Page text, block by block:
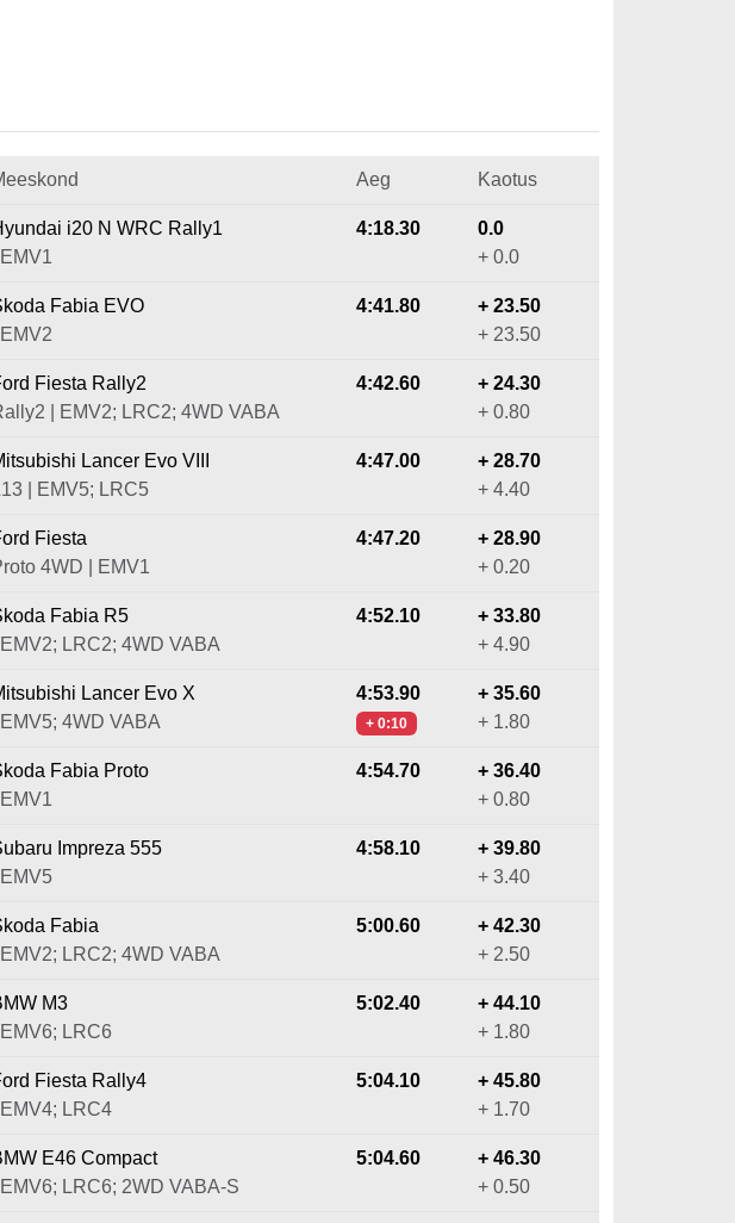
Aeg Kaotus
i20 N WRC Rally1
| EMV1
4:18.30
0.0
+ 0.0
Fabia EVO
| EMV2
4:41.80
+ 23.50
+ 23.50
Fiesta Rally2
| EMV2; LRC2; 4WD VABA
4:42.60
+ 24.30
+ 0.80
Lancer Evo VIII
| EMV5; LRC5
4:47.00
+ 28.70
+ 4.40
Fiesta
4WD | EMV1
4:47.20
+ 28.90
+ 0.20
Fabia R5
| EMV2; LRC2; 4WD VABA
4:52.10
+ 33.80
+ 4.90
Lancer Evo X
| EMV5; 4WD VABA
4:53.90
+ 0:10
+ 35.60
+ 1.80
Fabia Proto
| EMV1
4:54.70
+ 36.40
+ 0.80
Impreza 555
| EMV5
4:58.10
+ 39.80
+ 3.40
Fabia
| EMV2; LRC2; 4WD VABA
5:00.60
+ 42.30
+ 2.50
M3
| EMV6; LRC6
5:02.40
+ 44.10
+ 1.80
Fiesta Rally4
| EMV4; LRC4
5:04.10
+ 45.80
+ 1.70
E46 Compact
| EMV6; LRC6; 2WD VABA-S
5:04.60
+ 46.30
+ 0.50